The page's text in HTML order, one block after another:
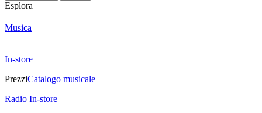
Esplora
Musica
In-store
PrezziCatalogo musicale
Radio In-store